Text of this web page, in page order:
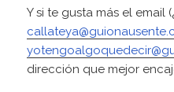
e
a
u
d
Y si te gusta más el email
dirección que mejor